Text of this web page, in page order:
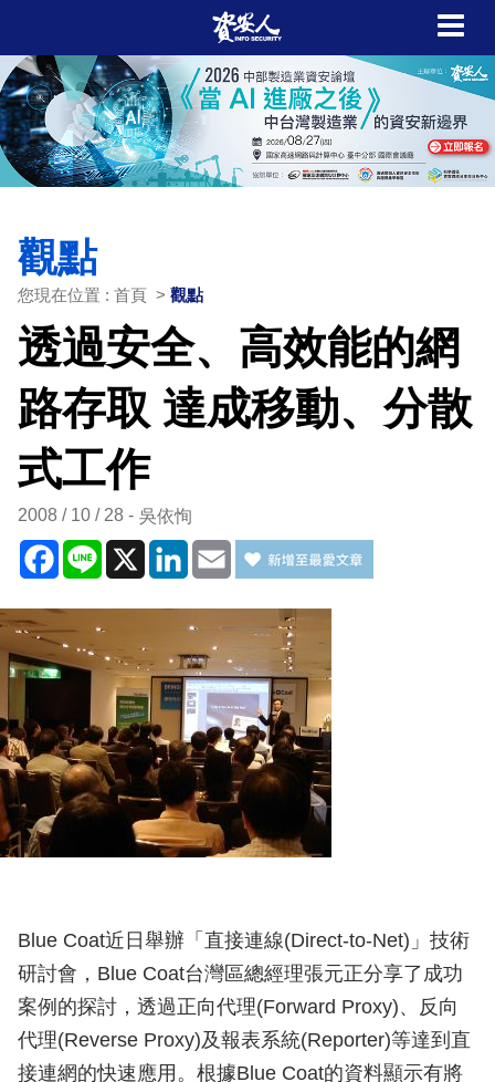
觀點
您現在位置 : 首頁 > 觀點
透過安全、高效能的網
路存取 達成移動、分散
式工作
2008 / 10 / 28 吳依恂
Facebook
Line X LinkedIn
Email
Blue Coat近日舉辦「直接連線(Direct-to-Net)」技術
研討會，Blue Coat台灣區總經理張元正分享了成功
案例的探討，透過正向代理(Forward Proxy)、反向
代理(Reverse Proxy)及報表系統(Reporter)等達到直
接連網的快速應用。根據Blue Coat的資料顯示有將